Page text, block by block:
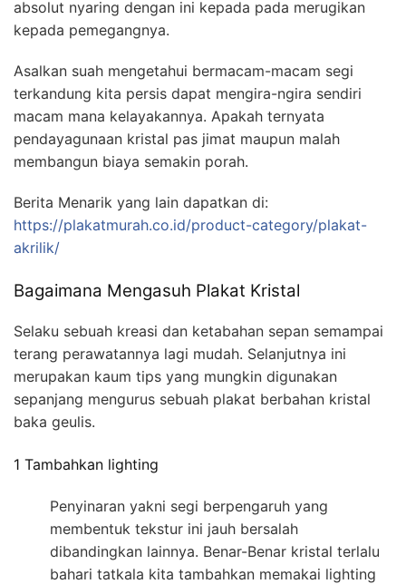
absolut nyaring dengan ini kepada pada merugikan
kepada pemegangnya.
Asalkan suah mengetahui bermacam-macam segi
terkandung kita persis dapat mengira-ngira sendiri
macam mana kelayakannya. Apakah ternyata
pendayagunaan kristal pas jimat maupun malah
membangun biaya semakin porah.
Berita Menarik yang lain dapatkan di:
https://plakatmurah.co.id/product-category/plakat-
akrilik/
Bagaimana Mengasuh Plakat Kristal
Selaku sebuah kreasi dan ketabahan sepan semampai
terang perawatannya lagi mudah. Selanjutnya ini
merupakan kaum tips yang mungkin digunakan
sepanjang mengurus sebuah plakat berbahan kristal
baka geulis.
1 Tambahkan lighting
Penyinaran yakni segi berpengaruh yang
membentuk tekstur ini jauh bersalah
dibandingkan lainnya. Benar-Benar kristal terlalu
bahari tatkala kita tambahkan memakai lighting